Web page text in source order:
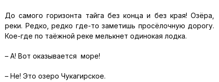
До самого горизонта тайга без конца и без края! Озёра,
реки. Редко, редко где-то заметишь просёлочную дорогу.
Кое-где по таёжной реке мелькнет одинокая лодка.
– А! Вот оказывается море!
– Не! Это озеро Чукагирское.